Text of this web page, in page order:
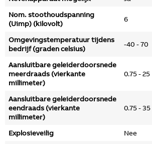
Nom. stoothoudspanning
(Uimp) (kilovolt)
6
Omgevingstemperatuur tijdens
bedrijf (graden celsius)
-40 - 70
Aansluitbare geleiderdoorsnede
meerdraads (vierkante
millimeter)
0.75 - 25
Aansluitbare geleiderdoorsnede
eendraads (vierkante
millimeter)
0.75 - 35
Explosieveilig
Nee